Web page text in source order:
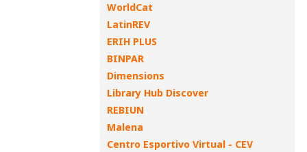
WorldCat
LatinREV
ERIH PLUS
BINPAR
Dimensions
Library Hub Discover
REBIUN
Malena
Centro Esportivo Virtual - CEV